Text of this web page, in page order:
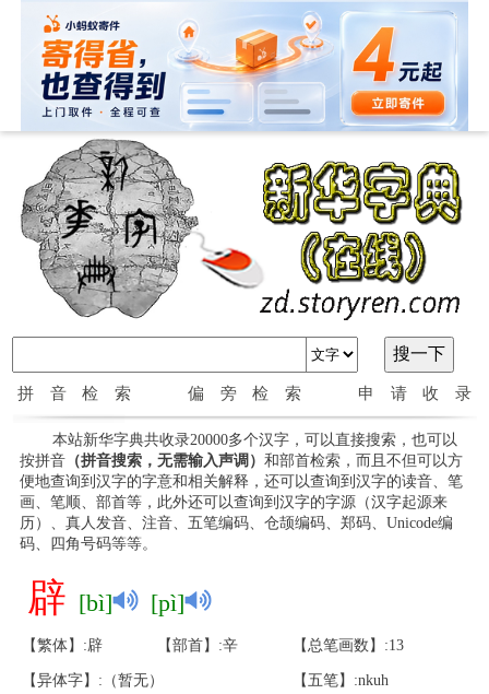
拼音检索 偏旁检索 申请收录
本站新华字典共收录20000多个汉字，可以直接搜索，也可以
按拼音（拼音搜索，无需输入声调） 和部首检索，而且不但可以方
便地查询到汉字的字意和相关解释，还可以查询到汉字的读音、笔
画、笔顺、部首等，此外还可以查询到汉字的字源（汉字起源来
历）、真人发音、注音、五笔编码、仓颉编码、郑码、Unicode编
码、四角号码等等。
辟 [bì] [pì]
【繁体】:辟 【部首】:辛 【总笔画数】:13
【异体字】:（暂无） 【五笔】:nkuh